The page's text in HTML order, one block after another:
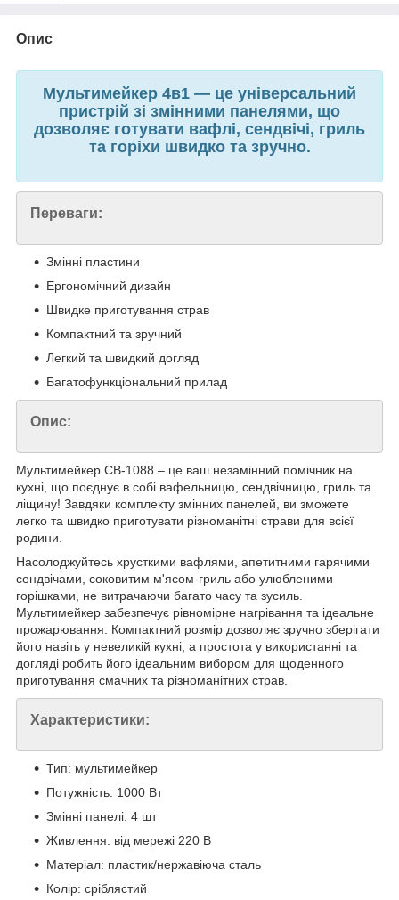
Опис
Мультимейкер 4в1 — це універсальний
пристрій зі змінними панелями, що
дозволяє готувати вафлі, сендвічі, гриль
та горіхи швидко та зручно.
Переваги:
Змінні пластини
Ергономічний дизайн
Швидке приготування страв
Компактний та зручний
Легкий та швидкий догляд
Багатофункціональний прилад
Опис:
Мультимейкер СВ-1088 – це ваш незамінний помічник на
кухні, що поєднує в собі вафельницю, сендвічницю, гриль та
ліщину! Завдяки комплекту змінних панелей, ви зможете
легко та швидко приготувати різноманітні страви для всієї
родини.
Насолоджуйтесь хрусткими вафлями, апетитними гарячими
сендвічами, соковитим м'ясом-гриль або улюбленими
горішками, не витрачаючи багато часу та зусиль.
Мультимейкер забезпечує рівномірне нагрівання та ідеальне
прожарювання. Компактний розмір дозволяє зручно зберігати
його навіть у невеликій кухні, а простота у використанні та
догляді робить його ідеальним вибором для щоденного
приготування смачних та різноманітних страв.
Характеристики:
Тип: мультимейкер
Потужність: 1000 Вт
Змінні панелі: 4 шт
Живлення: від мережі 220 В
Матеріал: пластик/нержавіюча сталь
Колір: сріблястий